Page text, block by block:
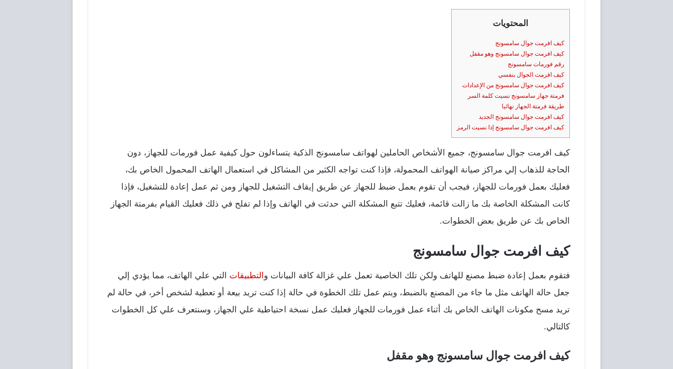
المحتويات
كيف افرمت جوال سامسونج
كيف افرمت جوال سامسونج وهو مقفل
رقم فورمات سامسونج
كيف افرمت الجوال بنفسي
كيف افرمت جوال سامسونج من الإعدادات
فرمتة جهاز سامسونج نسيت كلمة السر
طريقة فرمتة الجهاز نهائيا
كيف افرمت جوال سامسونج الجديد
كيف افرمت جوال سامسونج إذا نسيت الرمز
كيف افرمت جوال سامسونج، جميع الأشخاص الحاملين لهواتف سامسونج الذكية يتساءلون حول كيفية عمل فورمات للجهاز، دون
الحاجة للذهاب إلي مراكز صيانة الهواتف المحمولة، فإذا كنت تواجه الكثير من المشاكل في استعمال الهاتف المحمول الخاص بك،
فعليك بعمل فورمات للجهاز، فيجب أن تقوم بعمل ضبط للجهاز عن طريق إيقاف التشغيل للجهاز ومن ثم عمل إعادة للتشغيل، فإذا
كانت المشكلة الخاصة بك ما زالت قائمة، فعليك تتبع المشكلة التي حدثت في الهاتف وإذا لم تفلح في ذلك فعليك القيام بفرمتة الجهاز
الخاص بك عن طريق بعض الخطوات.
كيف افرمت جوال سامسونج
فتقوم بعمل إعادة ضبط مصنع للهاتف ولكن تلك الخاصية تعمل علي غزالة كافة البيانات و التطبيقات التي علي الهاتف، مما يؤدي إلي
جعل حالة الهاتف مثل ما جاء من المصنع بالضبط، ويتم عمل تلك الخطوة في حالة إذا كنت تريد بيعة أو تعطية لشخص أخر، في حالة لم
تريد مسح مكونات الهاتف الخاص بك أثناء عمل فورمات للجهاز فعليك عمل نسخة احتياطية علي الجهاز، وسنتعرف علي كل الخطوات
كالتالي.
كيف افرمت جوال سامسونج وهو مقفل